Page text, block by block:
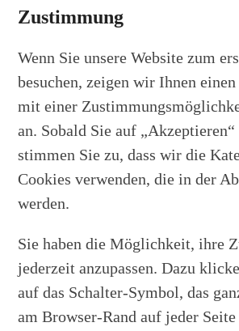
Zustimmung
Wenn Sie unsere Website zum
besuchen, zeigen wir Ihnen
mit einer
an. Sobald Sie auf
stimmen Sie zu, dass wir die
Cookies verwenden, die in der
werden.
Sie haben die Möglichkeit, ihre
jederzeit anzupassen. Dazu
auf das Schalter-Symbol, das
am Browser-Rand auf jeder